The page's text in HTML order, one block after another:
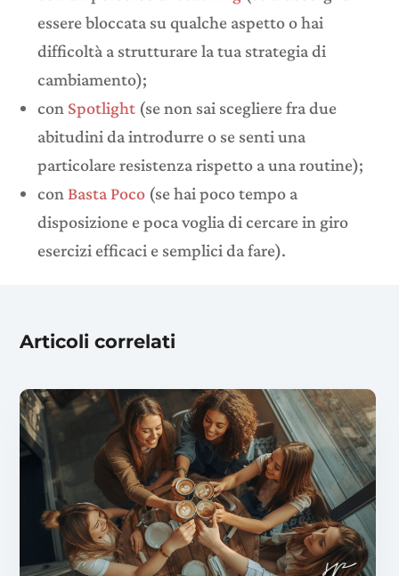
essere bloccata su qualche aspetto o hai
difficoltà a strutturare la tua strategia di
cambiamento);
con Spotlight (se non sai scegliere fra due
abitudini da introdurre o se senti una
particolare resistenza rispetto a una routine);
con Basta Poco (se hai poco tempo a
disposizione e poca voglia di cercare in giro
esercizi efficaci e semplici da fare).
Articoli correlati